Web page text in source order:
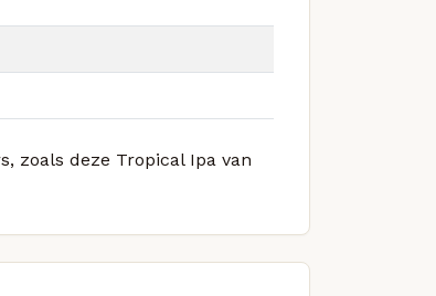
zoals deze Tropical Ipa van